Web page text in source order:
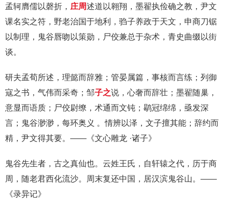
孟轲膺儒以磬折， 庄周述道以翱翔，墨翟执俭确之教，尹文
课名实之符，野老治国于地利，驺子养政于天文，申商刀锯
以制理，鬼谷唇吻以策勋，尸佼兼总于杂术，青史曲缀以街
谈。
研夫孟荀所述，理懿而辞雅；管晏属篇，事核而言练；列御
寇之书，气伟而采奇；邹子之说，心奢而辞壮；墨翟随巢，
意显而语质；尸佼尉缭，术通而文钝；鹖冠绵绵，亟发深
言；鬼谷渺渺，每环奥义 。情辨以泽，文子擅其能；辞约而
精，尹文得其要。——《文心雕龙 ·诸子》
鬼谷先生者，古之真仙也。云姓王氏，自轩辕之代，历于商
周，随老君西化流沙。周末复还中国，居汉滨鬼谷山。——
《录异记》